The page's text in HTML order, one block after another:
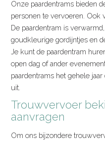
Onze paardentrams bieden
personen te vervoeren. Ook
De paardentram is
goudkleurige gordijntjes en
Je kunt de paardentram
open dag of ander
paardentrams het gehele
uit.
Trouwvervoer
aanvragen
Om ons bijzondere